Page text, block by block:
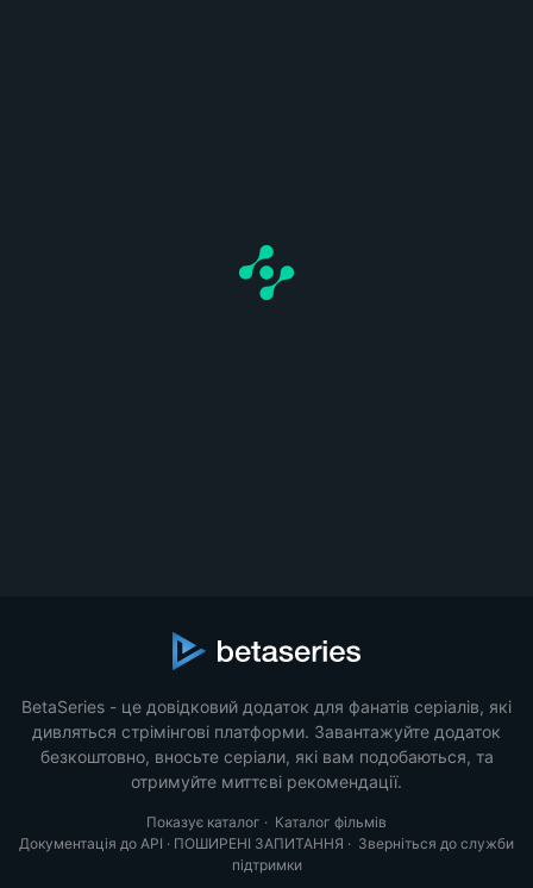
BetaSeries - це довідковий додаток для фанатів серіалів, які
дивляться стрімінгові платформи. Завантажуйте додаток
безкоштовно, вносьте серіали, які вам подобаються, та
отримуйте миттєві рекомендації.
Показує каталог · Каталог фільмів
Документація до API · ПОШИРЕНІ ЗАПИТАННЯ · Зверніться до служби
підтримки